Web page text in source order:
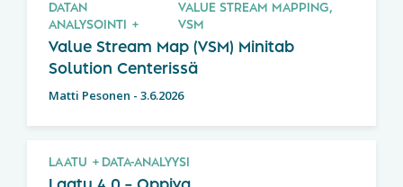
DATAN
ANALYSOINTI
VALUE STREAM MAPPING,
VSM
Value Stream Map (VSM) Minitab
Solution Centerissä
Matti Pesonen - 3.6.2026
LAATU DATA-ANALYYSI